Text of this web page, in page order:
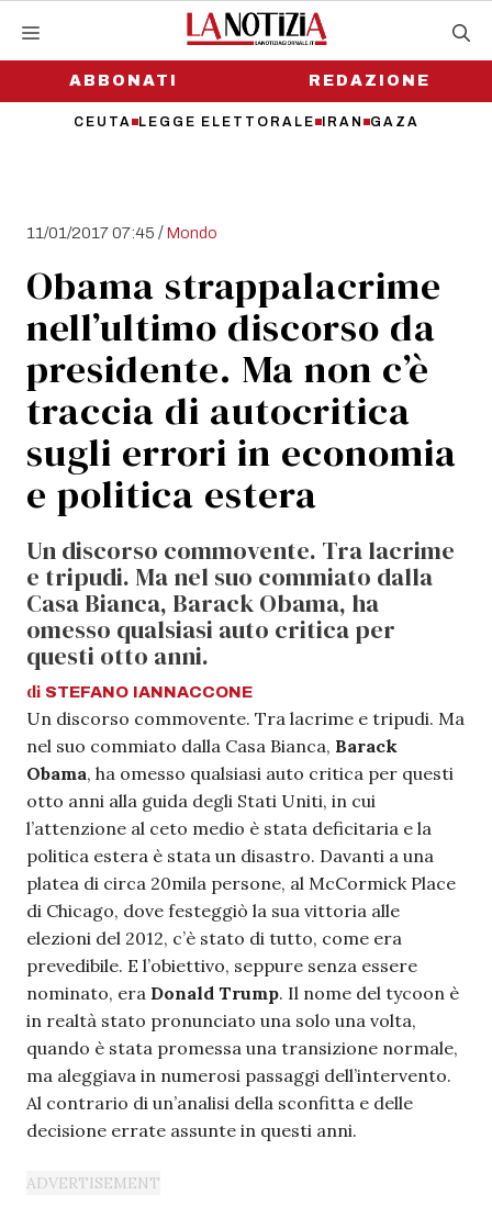
contenutoABBONATI
CEUTA LEGGE ELETTORALE IRAN GAZA
REDAZIONE
11/01/2017 07:45 /Mondo
Obama strappalacrime
nell’ultimo discorso da
presidente. Ma non c’è
traccia di autocritica
sugli errori in economia
e politica estera
Un discorso commovente. Tra lacrime
e tripudi. Ma nel suo commiato dalla
Casa Bianca, Barack Obama, ha
omesso qualsiasi auto critica per
questi otto anni.
di STEFANO IANNACCONE
Un discorso commovente. Tra lacrime e tripudi. Ma
nel suo commiato dalla Casa Bianca, Barack
Obama, ha omesso qualsiasi auto critica per questi
otto anni alla guida degli Stati Uniti, in cui
l’attenzione al ceto medio è stata deficitaria e la
politica estera è stata un disastro. Davanti a una
platea di circa 20mila persone, al McCormick Place
di Chicago, dove festeggiò la sua vittoria alle
elezioni del 2012, c’è stato di tutto, come era
prevedibile. E l’obiettivo, seppure senza essere
nominato, era Donald Trump. Il nome del tycoon è
in realtà stato pronunciato una solo una volta,
quando è stata promessa una transizione normale,
ma aleggiava in numerosi passaggi dell’intervento.
Al contrario di un’analisi della sconfitta e delle
decisione errate assunte in questi anni.